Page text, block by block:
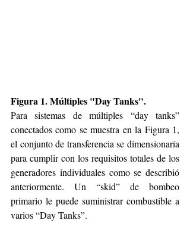
Figura 1. Múltiples "Day Tanks".
Para sistemas de múltiples “day tanks”
conectados como se muestra en la Figura 1,
el conjunto de transferencia se dimensionaría
para cumplir con los requisitos totales de los
generadores individuales como se describió
anteriormente. Un “skid” de bombeo
primario le puede suministrar combustible a
varios “Day Tanks”.